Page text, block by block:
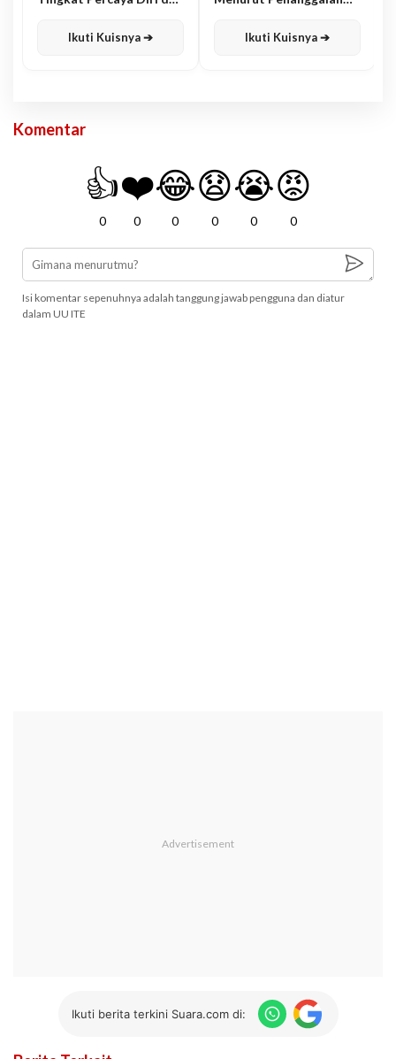
Ikuti Kuisnya ➔ Ikuti Kuisnya ➔
Komentar
👍
0
❤️
0
😂
0
😧
0
😭
0
😡
0
Isi komentar sepenuhnya adalah tanggung jawab pengguna dan diatur
dalam UU ITE
Ikuti berita terkini Suara.com di: